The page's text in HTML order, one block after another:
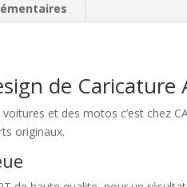
de
et des motos c’est chez
originaux.